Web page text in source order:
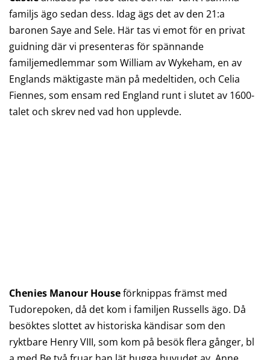
familjs ägo sedan dess. Idag ägs det av den 21:a
baronen Saye and Sele. Här tas vi emot för en privat
guidning där vi presenteras för spännande
familjemedlemmar som William av Wykeham, en av
Englands mäktigaste män på medeltiden, och Celia
Fiennes, som ensam red England runt i slutet av 1600-
talet och skrev ned vad hon upplevde.
Chenies Manour Houseförknippas främst med
Tudorepoken, då det kom i familjen Russells ägo. Då
besöktes slottet av historiska kändisar som den
ryktbare Henry VIII, som kom på besök flera gånger, bl